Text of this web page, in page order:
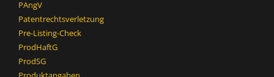
PAngV
Patentrechtsverletzung
Pre-Listing-Check
ProdHaftG
ProdSG